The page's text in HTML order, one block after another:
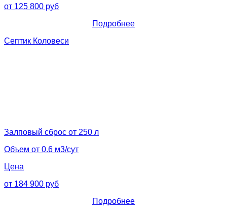
от 125 800 руб
Подробнее
Септик Коловеси
Залповый сброс от 250 л
Объем от 0.6 м3/сут
Цена
от 184 900 руб
Подробнее